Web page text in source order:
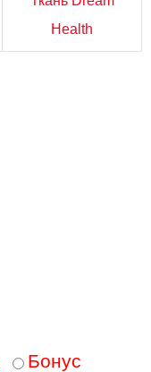
Health
Бонус